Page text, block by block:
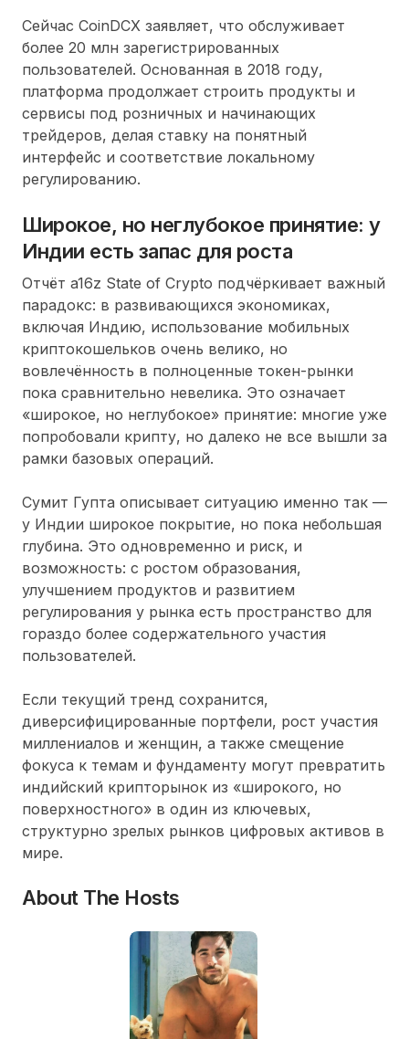
Сейчас CoinDCX заявляет, что обслуживает
более 20 млн зарегистрированных
пользователей. Основанная в 2018 году,
платформа продолжает строить продукты и
сервисы под розничных и начинающих
трейдеров, делая ставку на понятный
интерфейс и соответствие локальному
регулированию.
Широкое, но неглубокое принятие: у
Индии есть запас для роста
Отчёт a16z State of Crypto подчёркивает важный
парадокс: в развивающихся экономиках,
включая Индию, использование мобильных
криптокошельков очень велико, но
вовлечённость в полноценные токен-рынки
пока сравнительно невелика. Это означает
«широкое, но неглубокое» принятие: многие уже
попробовали крипту, но далеко не все вышли за
рамки базовых операций.
Сумит Гупта описывает ситуацию именно так —
у Индии широкое покрытие, но пока небольшая
глубина. Это одновременно и риск, и
возможность: с ростом образования,
улучшением продуктов и развитием
регулирования у рынка есть пространство для
гораздо более содержательного участия
пользователей.
Если текущий тренд сохранится,
диверсифицированные портфели, рост участия
миллениалов и женщин, а также смещение
фокуса к темам и фундаменту могут превратить
индийский крипторынок из «широкого, но
поверхностного» в один из ключевых,
структурно зрелых рынков цифровых активов в
мире.
About The Hosts